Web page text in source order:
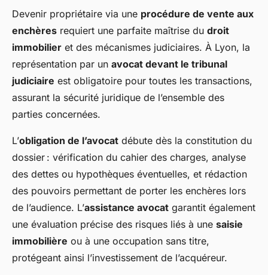
Devenir propriétaire via une procédure de vente aux
enchères requiert une parfaite maîtrise du droit
immobilier et des mécanismes judiciaires. À Lyon, la
représentation par un avocat devant le tribunal
judiciaire est obligatoire pour toutes les transactions,
assurant la sécurité juridique de l’ensemble des
parties concernées.
L’obligation de l’avocat débute dès la constitution du
dossier : vérification du cahier des charges, analyse
des dettes ou hypothèques éventuelles, et rédaction
des pouvoirs permettant de porter les enchères lors
de l’audience. L’assistance avocat garantit également
une évaluation précise des risques liés à une saisie
immobilière ou à une occupation sans titre,
protégeant ainsi l’investissement de l’acquéreur.